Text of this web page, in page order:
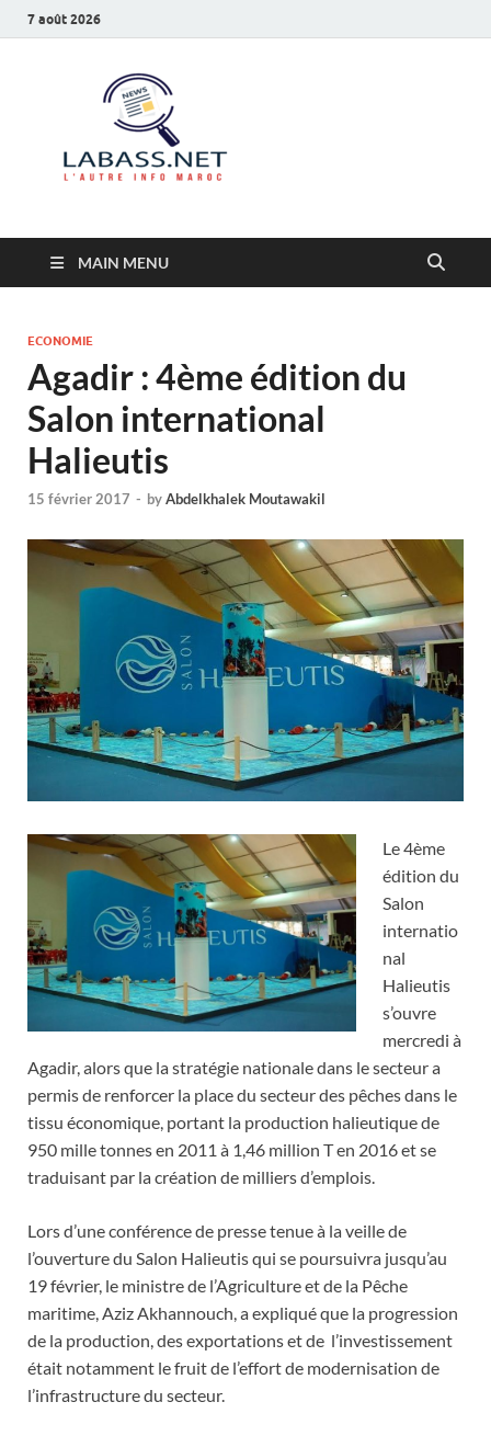
7 août 2026
MAIN MENU
ECONOMIE
Agadir : 4ème édition du
Salon international
Halieutis
15 février 2017 - byAbdelkhalek Moutawakil
Le 4ème
édition du
Salon
internatio
nal
Halieutis
s’ouvre
mercredi à
Agadir, alors que la stratégie nationale dans le secteur a
permis de renforcer la place du secteur des pêches dans le
tissu économique, portant la production halieutique de
950 mille tonnes en 2011 à 1,46 million T en 2016 et se
traduisant par la création de milliers d’emplois.
Lors d’une conférence de presse tenue à la veille de
l’ouverture du Salon Halieutis qui se poursuivra jusqu’au
19 février, le ministre de l’Agriculture et de la Pêche
maritime, Aziz Akhannouch, a expliqué que la progression
de la production, des exportations et de l’investissement
était notamment le fruit de l’effort de modernisation de
l’infrastructure du secteur.